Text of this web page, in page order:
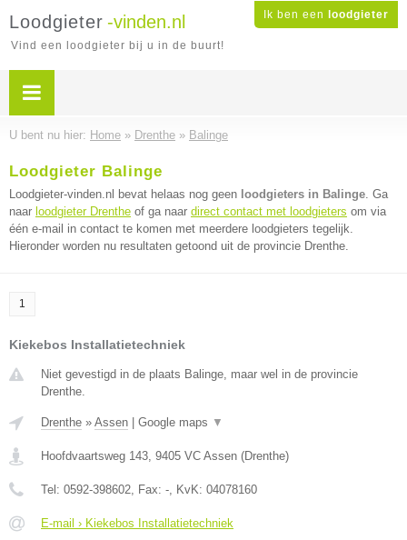
Ik ben een loodgieter
Loodgieter -vinden.nl
Vind een loodgieter bij u in de buurt!
U bent nu hier: Home » Drenthe » Balinge
Loodgieter Balinge
Loodgieter-vinden.nl bevat helaas nog geen loodgieters in Balinge. Ga
naar loodgieter Drenthe of ga naar direct contact met loodgieters om via
één e-mail in contact te komen met meerdere loodgieters tegelijk.
Hieronder worden nu resultaten getoond uit de provincie Drenthe.
1
Kiekebos Installatietechniek
Niet gevestigd in de plaats Balinge, maar wel in de provincie
Drenthe.
Drenthe » Assen Google maps ▼
Hoofdvaartsweg 143, 9405 VC Assen (Drenthe)
Tel: 0592-398602, Fax: -, KvK: 04078160
E-mail › Kiekebos Installatietechniek